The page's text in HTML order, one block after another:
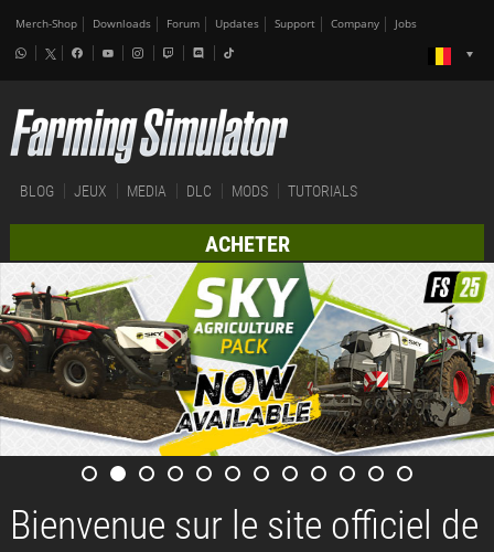
Merch-Shop Downloads Forum Updates Support Company Jobs
BLOG JEUX MEDIA DLC MODS TUTORIALS
ACHETER
Bienvenue sur le site officiel de